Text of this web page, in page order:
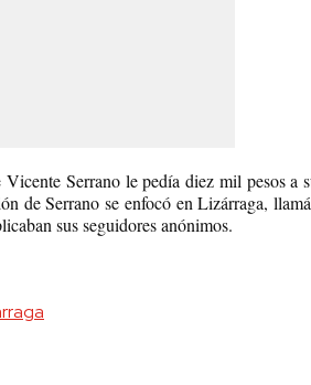
Serrano le pedía diez mil pesos a
de Serrano se enfocó en Lizárraga,
sus seguidores anónimos.